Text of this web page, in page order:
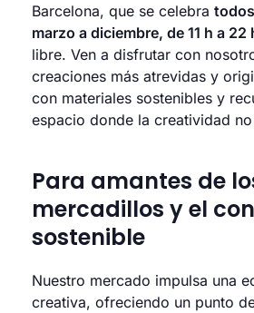
Barcelona, que se celebra
marzo a diciembre, de 11 h a 22
libre. Ven a disfrutar con
creaciones más atrevidas y
con materiales sostenibles y
espacio donde la creatividad
Para amantes de
mercadillos y el
sostenible
Nuestro mercado impulsa una
creativa, ofreciendo un punto